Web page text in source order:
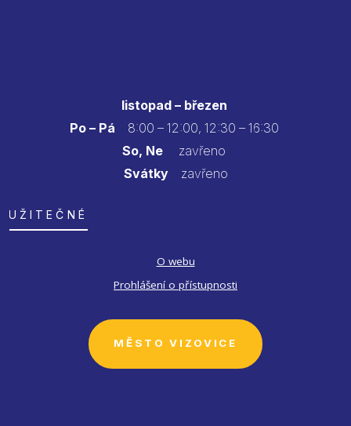
listopad – březen
Po – Pá 8:00 – 12:00, 12:30 – 16:30
So, Ne zavřeno
Svátkyzavřeno
UŽITEČNÉ
O webu
Prohlášení o přístupnosti
MĚSTO VIZOVICE